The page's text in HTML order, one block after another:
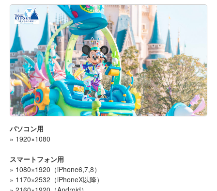
パソコン用
» 1920×1080
スマートフォン用
» 1080×1920（iPhone6,7,8）
» 1170×2532（iPhoneX以降）